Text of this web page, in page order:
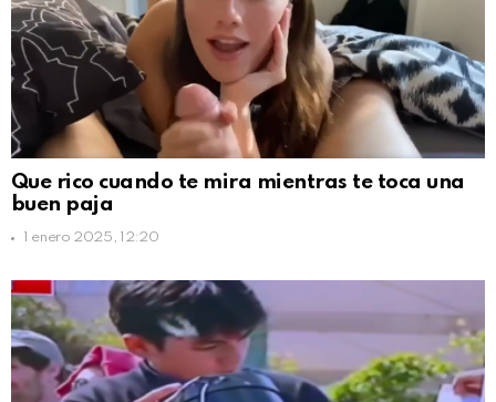
Que rico cuando te mira mientras te toca una
buen paja
1 enero 2025, 12:20